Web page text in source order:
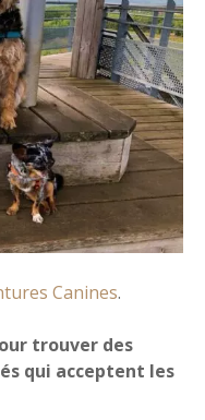
Canines.
trouver des
qui acceptent les